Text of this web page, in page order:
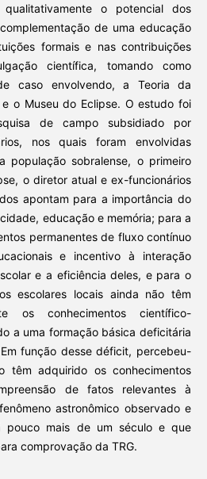
o potencial dos
de uma educação
formais e nas contribuições
científica, tomando como
caso envolvendo, a Teoria da
e o Museu do Eclipse. O estudo foi
de campo subsidiado por
nos quais foram envolvidas
população sobralense, o primeiro
o diretor atual e ex-funcionários
apontam para a importância do
educação e memória; para a
permanentes de fluxo contínuo
e incentivo à interação
e a eficiência deles, e para o
escolares locais ainda não têm
os conhecimentos científico-
a uma formação básica deficitária
função desse déficit, percebeu-
têm adquirido os conhecimentos
de fatos relevantes à
astronômico observado e
pouco mais de um século e que
comprovação da TRG.